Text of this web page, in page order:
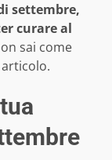
settembre,
curare al
sai come